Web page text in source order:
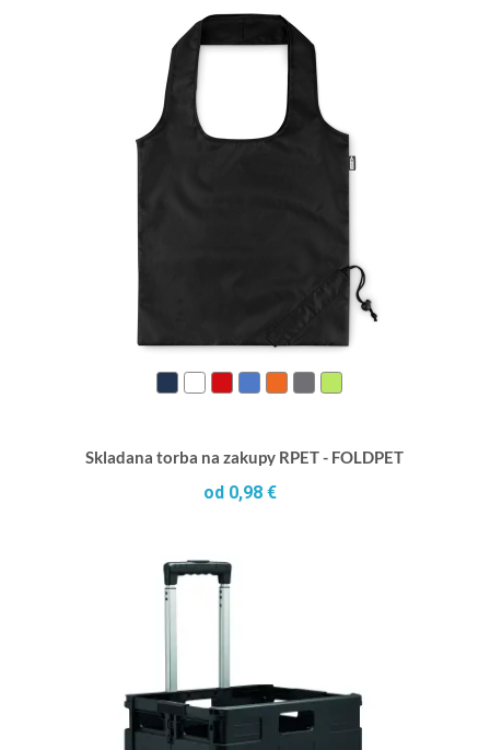
Skladana torba na zakupy RPET - FOLDPET
od 0,98 €